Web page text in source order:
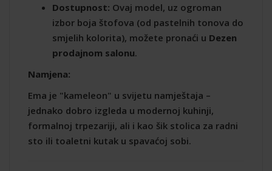
Dostupnost: Ovaj model, uz ogroman
izbor boja štofova (od pastelnih tonova do
smjelih kolorita), možete pronaći u Dezen
prodajnom salonu.
Namjena:
Ema je "kameleon" u svijetu namještaja –
jednako dobro izgleda u modernoj kuhinji,
formalnoj trpezariji, ali i kao šik stolica za radni
sto ili toaletni kutak u spavaćoj sobi.